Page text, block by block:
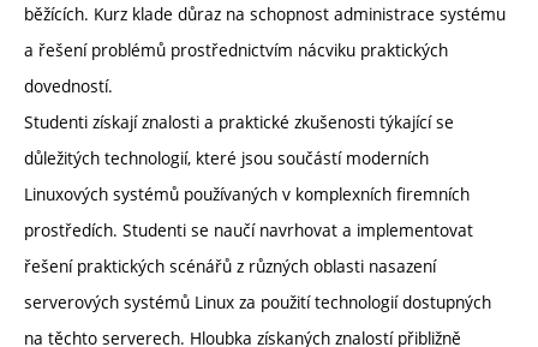
běžících. Kurz klade důraz na schopnost administrace systému
a řešení problémů prostřednictvím nácviku praktických
dovedností.
Studenti získají znalosti a praktické zkušenosti týkající se
důležitých technologií, které jsou součástí moderních
Linuxových systémů používaných v komplexních firemních
prostředích. Studenti se naučí navrhovat a implementovat
řešení praktických scénářů z různých oblasti nasazení
serverových systémů Linux za použití technologií dostupných
na těchto serverech. Hloubka získaných znalostí přibližně